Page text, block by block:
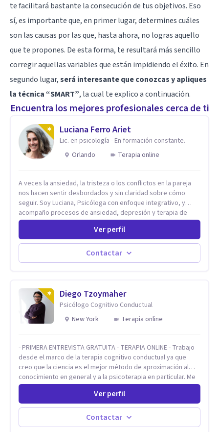
te facilitará bastante la consecución de tus objetivos. Eso
sí, es importante que, en primer lugar, determines cuáles
son las causas por las que, hasta ahora, no logras aquello
que te propones. De esta forma, te resultará más sencillo
corregir aquellas variables que están impidiendo el éxito. En
segundo lugar,será interesante que conozcas y apliques
la técnica “SMART”, la cual te explico a continuación.
Encuentra los mejores profesionales cerca de ti
Luciana Ferro Ariet
Lic. en psicología - En formación constante.
Orlando
Terapia online
A veces la ansiedad, la tristeza o los conflictos en la pareja
nos hacen sentir desbordados y sin claridad sobre cómo
seguir. Soy Luciana, Psicóloga con enfoque integrativo, y
acompaño procesos de ansiedad, depresión y terapia de
pareja. Trabajo desde una perspectiva que combina Terapia
Cognitivo-Conductual (TCC), terapias contextuales y
herramientas de comunicación, brindando recursos
concretos para regular emociones, comprender patrones y
abordar las dificultades vinculares con mayor claridad.
espacio para empezar un proceso personal o trabajar en tu
vínculo, podés escribirme para coordinar una primera
consulta.
Ver perfil
Contactar
Diego Tzoymaher
Psicólogo Cognitivo Conductual
New York
Terapia online
- PRIMERA ENTREVISTA GRATUITA - TERAPIA ONLINE - Trabajo
desde el marco de la terapia cognitivo conductual ya que
creo que la ciencia es el mejor método de aproximación al
conocimiento en general y a la psicoterapia en particular. Me
interesan los procesos de cambio conductual por los que una
persona pueda alcanzar sus objetivos, transitando,
aceptando y modificando sus patrones cognitivos y
emocionales. Abordo patologías específicas como trastornos
de ansiedad y del ánimo, y también crisis vitales y procesos
Ver perfil
Contactar